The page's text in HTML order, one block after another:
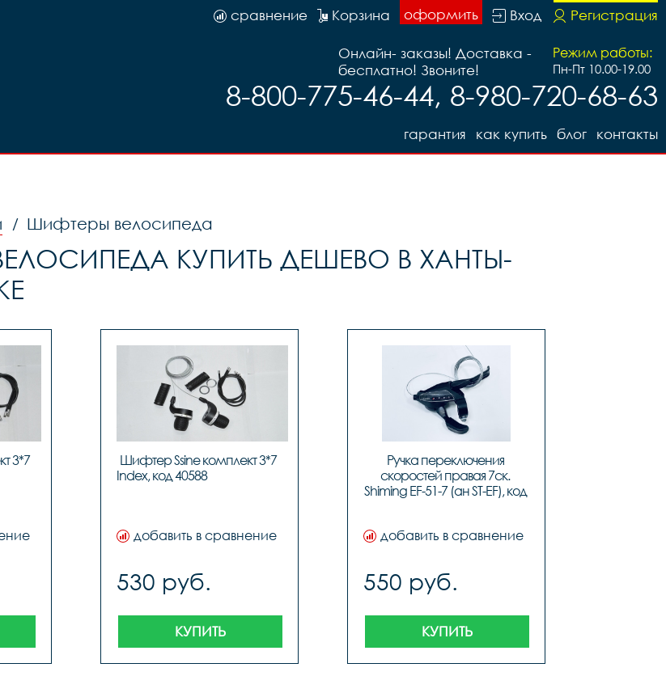
Регистрация
Вход
оформить
Корзина
сравнение
Режим работы:
Пн-Пт 10.00-19.00
Онлайн- заказы! Доставка -
бесплатно! Звоните!
8-800-775-46-44, 8-980-720-68-63
контакты
блог
как купить
гарантия
/ Шифтеры велосипеда
КУПИТЬ ДЕШЕВО В ХАНТЫ-
3*7
index, код
Шифтер Ssine комплект 3*7
Index, код
добавить в сравнение
530 руб.
КУПИТЬ
Ручка переключения
скоростей правая 7ск.
Shiming EF-51-7 (ан ST-EF), код
добавить в сравнение
550 руб.
КУПИТЬ